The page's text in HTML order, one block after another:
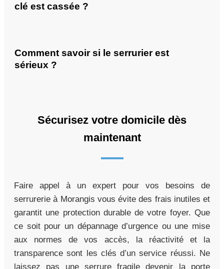
clé est cassée ?
Comment savoir si le serrurier est
sérieux ?
Sécurisez votre domicile dès
maintenant
Faire appel à un expert pour vos besoins de
serrurerie à Morangis vous évite des frais inutiles et
garantit une protection durable de votre foyer. Que
ce soit pour un dépannage d’urgence ou une mise
aux normes de vos accès, la réactivité et la
transparence sont les clés d’un service réussi. Ne
laissez pas une serrure fragile devenir la porte